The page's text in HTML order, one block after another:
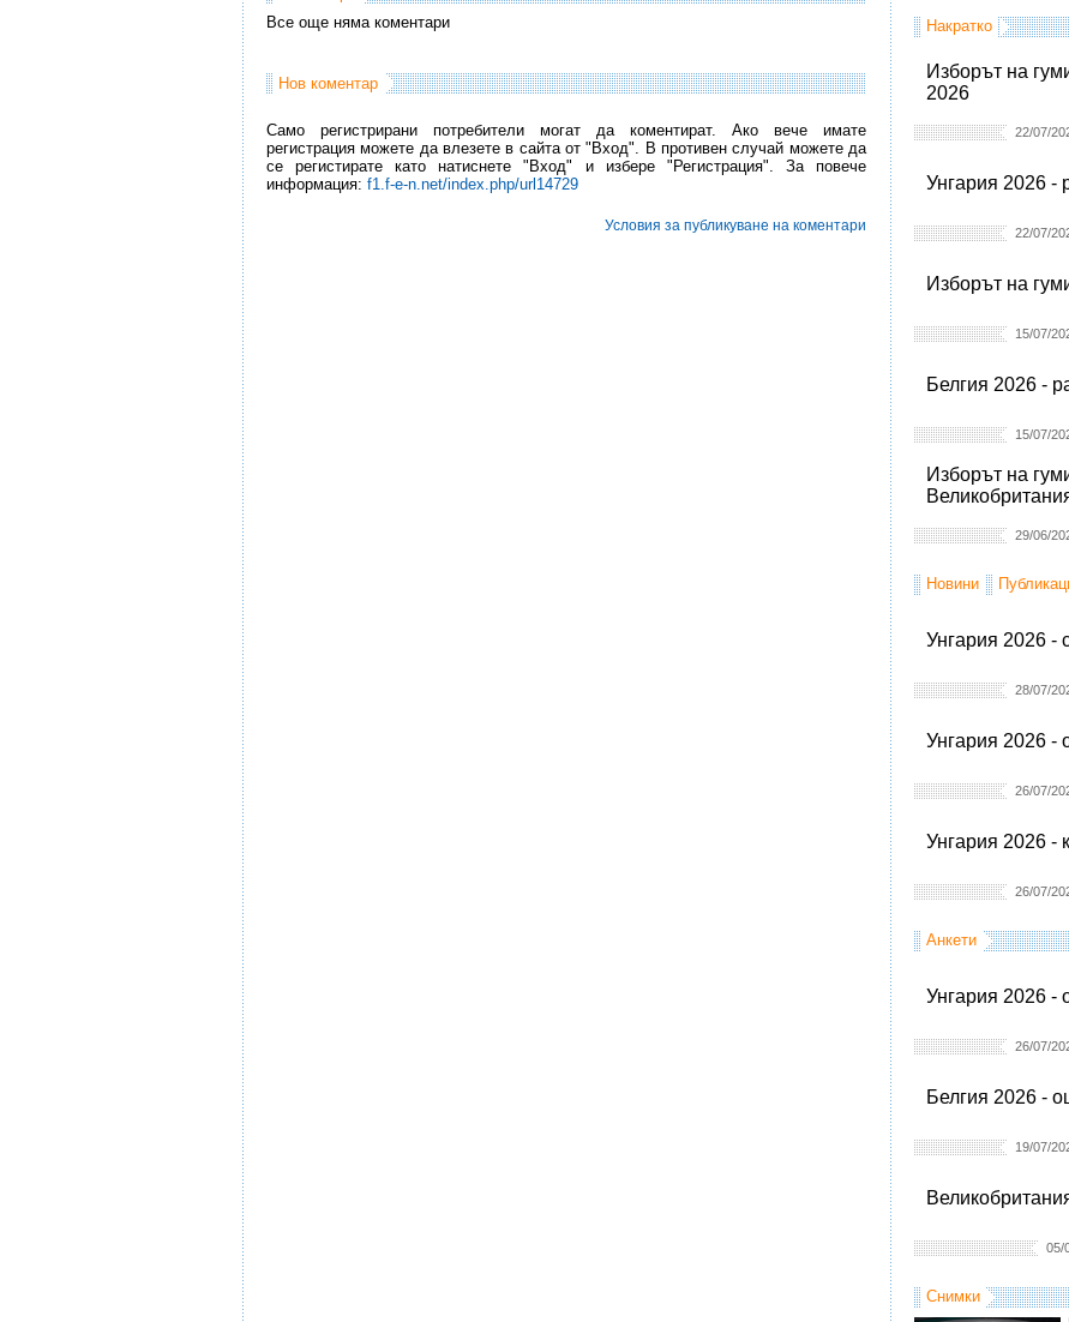
Накратко
Изборът на
2026
22/07/
Унгария 2026 -
22/07/
Изборът на
15/07/
Белгия 2026 -
15/07/
Изборът на
29/06/
Новини
Унгария 2026 -
28/07/
Унгария 2026 -
26/07/
Унгария 2026 -
26/07/
Анкети
Унгария 2026 -
26/07/
Белгия 2026 -
19/07/
05/
Снимки
Все още няма коментари
Нов коментар
Само регистрирани потребители могат да коментират. Ако вече имате
регистрация можете да влезете в сайта от "Вход". В противен случай можете да
се регистирате като натиснете "Вход" и избере "Регистрация". За повече
информация: f1.f-e-n.net/index.php/url14729
Условия за публикуване на коментари